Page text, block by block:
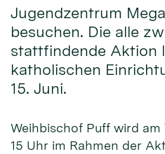
Jugendzentrum
besuchen. Die alle
stattfindende Aktion
katholischen
15. Juni.
Weihbischof Puff wird am
15 Uhr im Rahmen der